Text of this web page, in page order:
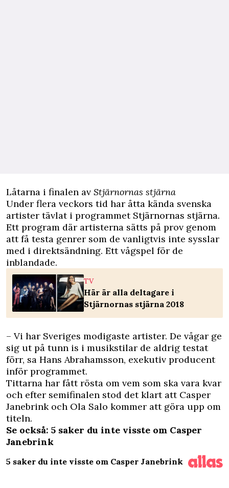
Låtarna i finalen av Stjärnornas stjärna
Under flera veckors tid har åtta kända svenska
artister tävlat i programmet Stjärnornas stjärna.
Ett program där artisterna sätts på prov genom
att få testa genrer som de vanligtvis inte sysslar
med i direktsändning. Ett vågspel för de
inblandade.
TV
Här är alla deltagare i
Stjärnornas stjärna 2018
– Vi har Sveriges modigaste artister. De vågar ge
sig ut på tunn is i musikstilar de aldrig testat
förr, sa Hans Abrahamsson, exekutiv producent
inför programmet.
Tittarna har fått rösta om vem som ska vara kvar
och efter semifinalen stod det klart att Casper
Janebrink och Ola Salo kommer att göra upp om
titeln.
Se också: 5 saker du inte visste om Casper
Janebrink
5 saker du inte visste om Casper Janebrink